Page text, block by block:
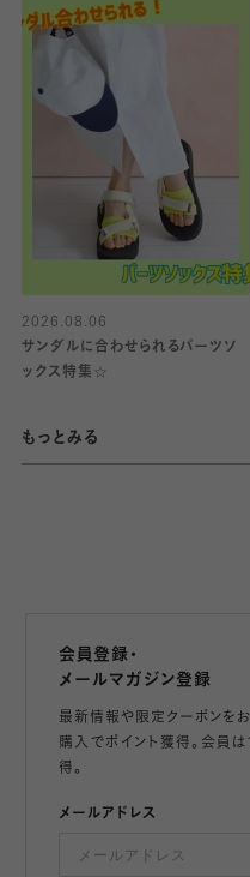
2026.08.06
サンダルに合わせられるパーツソ
ックス特集☆
もっとみる
会員登録・
メールマガジン登録
最新情報や限定クーポンをお
購入でポイント獲得。会員
得。
メールアドレス